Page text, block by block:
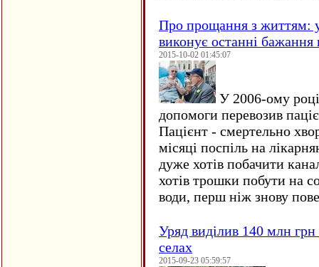
Про прощання з життям:
виконує останні
2015-10-02 01:45:07
У 2006-ому
допомоги перевозив
Пацієнт - смертельно
місяці поспіль на
дуже хотів побачити
хотів трошки побути на
води, перш ніж знову
Уряд виділив 140 млн
селах
2015-09-23 05:59:57